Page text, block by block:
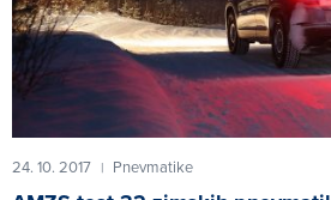
24. 10. 2017 | Pnevmatike